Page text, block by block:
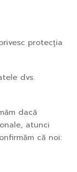
protecția
dvs.
dacă
atunci
că noi: